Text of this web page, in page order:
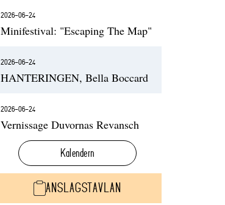
2026-06-24
Minifestival: "Escaping The Map"
2026-06-24
HANTERINGEN, Bella Boccard
2026-06-24
Vernissage Duvornas Revansch
Kalendern
ANSLAGSTAVLAN